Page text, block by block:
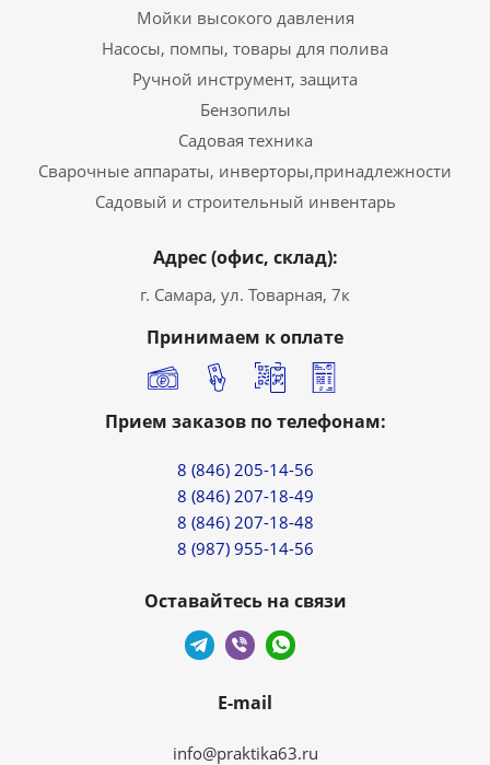
Мойки высокого давления
Насосы, помпы, товары для полива
Ручной инструмент, защита
Бензопилы
Садовая техника
Сварочные аппараты, инверторы,принадлежности
Садовый и строительный инвентарь
Адрес (офис, склад):
г. Самара, ул. Товарная, 7к
Принимаем к оплате
Прием заказов по телефонам:
8 (846) 205-14-56
8 (846) 207-18-49
8 (846) 207-18-48
8 (987) 955-14-56
Оставайтесь на связи
E-mail
info@praktika63.ru